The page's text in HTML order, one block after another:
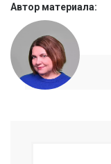
Автор материала: